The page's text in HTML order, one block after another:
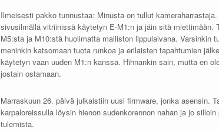
Ilmeisesti pakko tunnustaa: Minusta on tullut
sivusilmällä vitriinissä käytetyn E-M1:n ja jäin sitä
M5:sta ja M10:stä huolimatta malliston lippulaivana. Varsinkin
meninkin katsomaan tuota runkoa ja erilaisten tapahtumien
käytetyn vaan uuden M1:n kanssa. Hihnankin sain, mutta en
jostain ostamaan.
Marraskuun 26. päivä julkaistiin uusi firmware, jonka asensin.
karpaloreissulla löysin hienon sudenkorennon nahan ja jo
tulemista.